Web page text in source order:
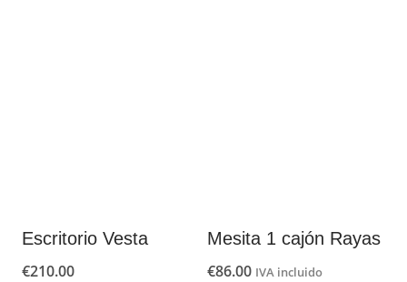
Escritorio Vesta
€210.00
Mesita 1 cajón Rayas
€86.00 IVA incluido